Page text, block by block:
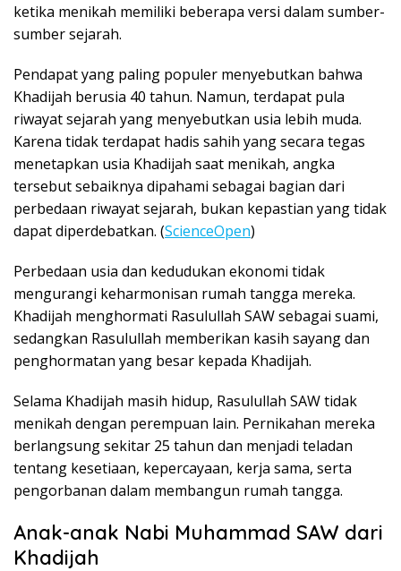
ketika menikah memiliki beberapa versi dalam sumber-
sumber sejarah.
Pendapat yang paling populer menyebutkan bahwa
Khadijah berusia 40 tahun. Namun, terdapat pula
riwayat sejarah yang menyebutkan usia lebih muda.
Karena tidak terdapat hadis sahih yang secara tegas
menetapkan usia Khadijah saat menikah, angka
tersebut sebaiknya dipahami sebagai bagian dari
perbedaan riwayat sejarah, bukan kepastian yang tidak
dapat diperdebatkan. (ScienceOpen)
Perbedaan usia dan kedudukan ekonomi tidak
mengurangi keharmonisan rumah tangga mereka.
Khadijah menghormati Rasulullah SAW sebagai suami,
sedangkan Rasulullah memberikan kasih sayang dan
penghormatan yang besar kepada Khadijah.
Selama Khadijah masih hidup, Rasulullah SAW tidak
menikah dengan perempuan lain. Pernikahan mereka
berlangsung sekitar 25 tahun dan menjadi teladan
tentang kesetiaan, kepercayaan, kerja sama, serta
pengorbanan dalam membangun rumah tangga.
Anak-anak Nabi Muhammad SAW dari
Khadijah